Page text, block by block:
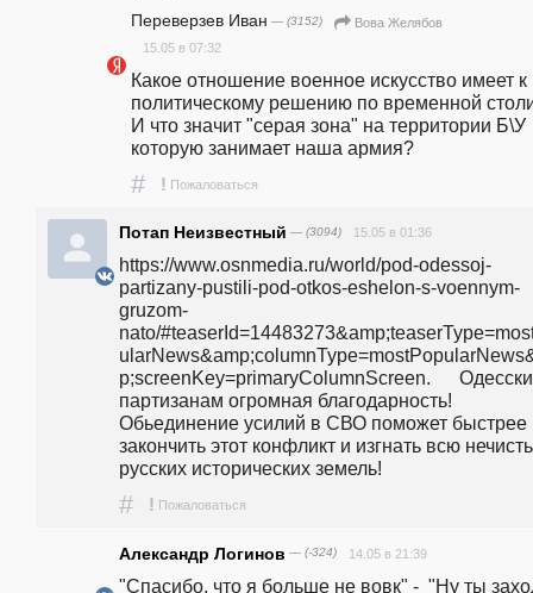
Переверзев Иван — (3152)
Вова Желябов
15.05 в 07:32
Какое отношение военное искусство имеет к
политическому решению по временной
И что значит "серая зона" на территории Б\У
которую занимает наша армия?
# ! Пожаловаться
Потап Неизвестный — (3094) 15.05 в 01:36
https://www.osnmedia.ru/world/pod-odessoj-
partizany-pustili-pod-otkos-eshelon-s-voennym-
gruzom-
nato/
p;screenKey=primaryColumnScreen.
партизанам огромная благодарность!
Обьединение усилий в СВО поможет быстрее
закончить этот конфликт и изгнать всю
русских исторических земель!
# ! Пожаловаться
Александр Логинов — (-324) 14.05 в 21:39
"Спасибо, что я больше не вовк" -  "Ну ты